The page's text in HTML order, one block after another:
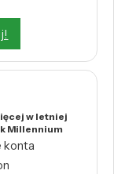
w letniej
Millennium
konta